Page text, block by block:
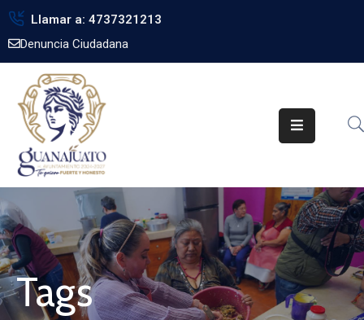
Llamar a: 4737321213
Denuncia Ciudadana
Inicio
Gobierno
Trámites
Noticias
Transparencia
Obra
Pública
Biblioteca
Tags